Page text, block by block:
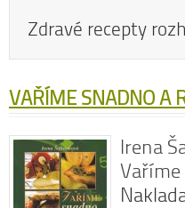
Zdravé recepty
VAŘÍME SNADNO A
Irena